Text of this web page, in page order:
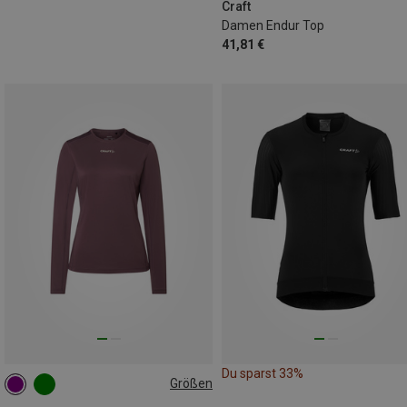
Craft
Damen Endur Top
41,81 €
Größen
S M
Du sparst 33%